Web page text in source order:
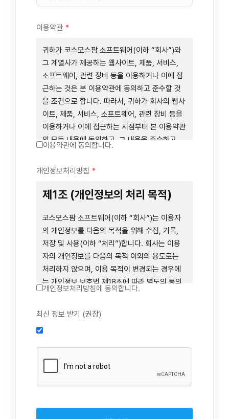
이용약관 *
귀하가 코스모스팜 소프트웨어(이하 “회사”)와
그 계열사가 제공하는 웹사이트, 제품, 서비스,
소프트웨어, 관련 장비 등을 이용하거나 이에 접
근하는 것은 본 이용약관에 동의하고 준수할 것
을 조건으로 합니다. 따라서, 귀하가 회사의 웹사
이트, 제품, 서비스, 소프트웨어, 관련 장비 등을
이용하거나 이에 접근하는 시점부터 본 이용약관
의 모든 내용에 동의하고, 그 내용을 준수하고,
귀하가 본 이용약관에 동의하지 않을 경우에는
련 장비 등을 이용하거나 이에 접근하는 행위를
즉시 중단하여야 합니다. 그러므로, 서비스 사용
전에 본 이용약관의 내용을 주의 깊게 읽으시기
바랍니다.
제1장 총칙
제1조 (목적)
웹사이트, 관련 소프트웨어 및 장비 등을 통하여
제공하는 "사이드톡" 서비스와 관련하여 회사와
사항을 규정함을 목적으로 합니다.
이용약관에 동의합니다.
개인정보처리방침 *
제1조 (개인정보의 처리 목적)
코스모스팜 소프트웨어(이하 “회사”)는 이용자
의 개인정보를 다음의 목적을 위해 수집, 기록,
저장 및 사용(이하 “처리”)합니다. 회사는 이용
자의 개인정보를 다음의 목적 이외의 용도로는
처리하지 않으며, 이용 목적이 변경되는 경우에
는 개인정보 보호법 제18조에 따라 별도의 동의
를 받는 등 법령상 필요한 조치를 이행합니다.
인 동의 진행, 이용자 및 법정대리인의 본인 확
인, 이용자 식별, 회원탈퇴 의사의 확인
2. 약관 위반 행위 등을 포함하여 서비스의 원활
한 운영에 지장을 주는 행위에 대한 방지 및 제
재, 계정도용 방지, 약관 개정 등의 고지사항 전
달, 분쟁조정을 위한 기록 보존, 민원처리 등 이
3. 서비스 이용기록과 접속 빈도 분석, 서비스 이
개인정보처리방침에 동의합니다.
최신 정보 받기 (권장)